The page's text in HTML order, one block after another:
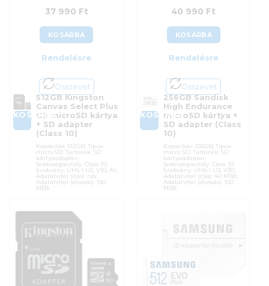
37 990 Ft
KOSÁRBA
Rendelésre
Összevet
KOSÁRBA
512GB Kingston
Canvas Select Plus
G3 microSD kártya
+ SD adapter
(Class 10)
Kapacitás: 512GB; Típus:
micro SD; Tartozék: SD
kártyaadapter;
Sebességosztály: Class 10;
Szabvány: UHS-I U3, V10, A1;
Adatátvitel (írás): n/a;
Adatátvitel (olvasás): 150
MB/s
Memóriakártyák
Gyártó:Kingston
60 hónap
Azonosító:55473
37 990Ft
40 990 Ft
KOSÁRBA
Rendelésre
Összevet
KOSÁRBA
256GB Sandisk
High Endurance
microSD kártya +
SD adapter (Class
10)
Kapacitás: 256GB; Típus:
micro SD; Tartozék: SD
kártyaadapter;
Sebességosztály: Class 10;
Szabvány: UHS-I U3, V30;
Adatátvitel (írás): 40 MB/s;
Adatátvitel (olvasás): 100
MB/s
Gyártó:
Sandisk
Azonosító:50040
40 990